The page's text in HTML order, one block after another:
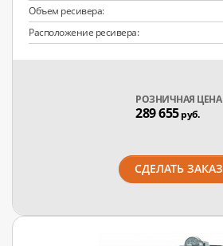
Объем ресивера:
Расположение ресивера:
РОЗНИЧНАЯ ЦЕНА
289 655руб.
СДЕЛАТЬ ЗАКАЗ